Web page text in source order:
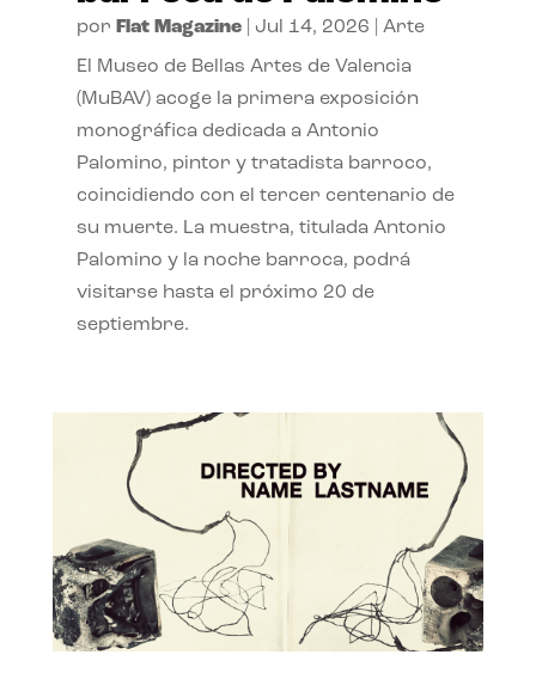
por Flat Magazine| Jul 14, 2026 Arte
El Museo de Bellas Artes de Valencia
(MuBAV) acoge la primera exposición
monográfica dedicada a Antonio
Palomino, pintor y tratadista barroco,
coincidiendo con el tercer centenario de
su muerte. La muestra, titulada Antonio
Palomino y la noche barroca, podrá
visitarse hasta el próximo 20 de
septiembre.